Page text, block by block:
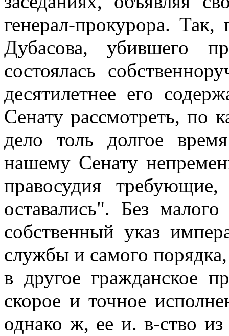
генерал-прокурора.
Дубасова, убившего
состоялась
десятилетнее его
Сенату рассмотреть, по
дело толь долгое
нашему Сенату
правосудия
оставались". Без
собственный указ
службы и самого
в другое гражданское
скорое и точное
однако ж, ее и. в-ство